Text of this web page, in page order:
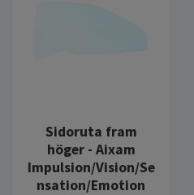
Sidoruta fram
höger - Aixam
Impulsion/Vision/Se
nsation/Emotion